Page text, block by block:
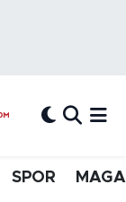
SPOR